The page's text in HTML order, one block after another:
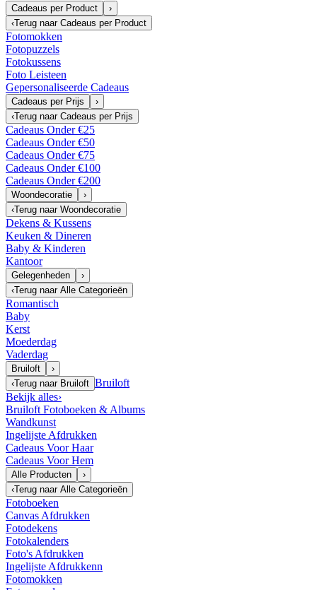
Cadeaus per Product
›
‹Terug naar Cadeaus per Product
Fotomokken
Fotopuzzels
Fotokussens
Foto Leisteen
Gepersonaliseerde Cadeaus
Cadeaus per Prijs
›
‹Terug naar Cadeaus per Prijs
Cadeaus Onder €25
Cadeaus Onder €50
Cadeaus Onder €75
Cadeaus Onder €100
Cadeaus Onder €200
Woondecoratie
›
‹Terug naar Woondecoratie
Dekens & Kussens
Keuken & Dineren
Baby & Kinderen
Kantoor
Gelegenheden
›
‹Terug naar Alle Categorieën
Romantisch
Baby
Kerst
Moederdag
Vaderdag
Bruiloft
›
‹Terug naar Bruiloft Bruiloft
Bekijk alles›
Bruiloft Fotoboeken & Albums
Wandkunst
Ingelijste Afdrukken
Cadeaus Voor Haar
Cadeaus Voor Hem
Alle Producten
›
‹Terug naar Alle Categorieën
Fotoboeken
Canvas Afdrukken
Fotodekens
Fotokalenders
Foto's Afdrukken
Ingelijste Afdrukkenn
Fotomokken